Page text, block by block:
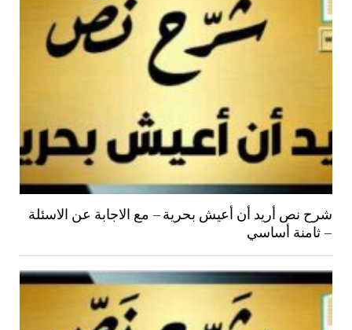
شرح نص أريد أن أعيش بحرية – مع الاجابة عن الاسئلة
– ثامنة أساسي